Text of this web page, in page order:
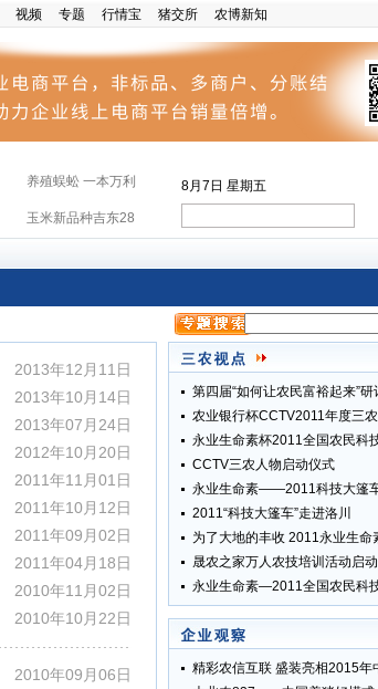
视频 专题 行情宝 猪交所 农博新知
养殖蜈蚣 一本万利
玉米新品种吉东28
8月7日 星期五
2013年12月11日
2013年10月14日
2013年07月24日
2012年10月20日
2011年11月01日
2011年10月12日
2011年09月02日
2011年04月18日
2010年11月02日
2010年10月22日
2010年09月06日
第四届“如何让农民富裕起来”研
农业银行杯CCTV2011年度三
永业生命素杯2011全国农民科
CCTV三农人物启动仪式
永业生命素——2011科技大篷
2011“科技大篷车”走进洛川
为了大地的丰收 2011永业生命
晟农之家万人农技培训活动启
永业生命素—2011全国农民科
精彩农信互联 盛装亮相2015年